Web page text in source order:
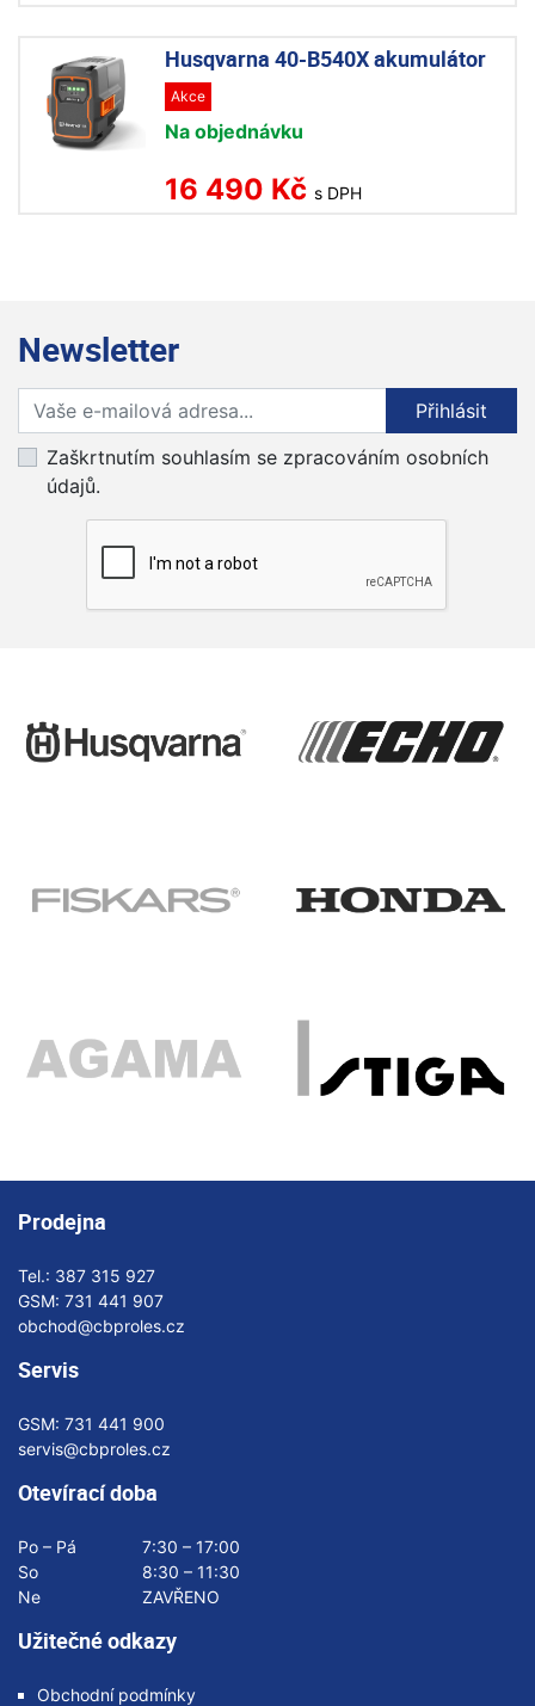
Husqvarna 40-B540X akumulátor
Akce
Na objednávku
16 490 Kč s DPH
Newsletter
Přihlaste se k odběru novinek
Přihlásit
Zaškrtnutím souhlasím se zpracováním osobních
údajů.
Prodejna
Tel.: 387 315 927
GSM: 731 441 907
obchod@cbproles.cz
Servis
GSM: 731 441 900
servis@cbproles.cz
Otevírací doba
Po – Pá
7:30 – 17:00
So
8:30 – 11:30
Ne
ZAVŘENO
Užitečné odkazy
Obchodní podmínky